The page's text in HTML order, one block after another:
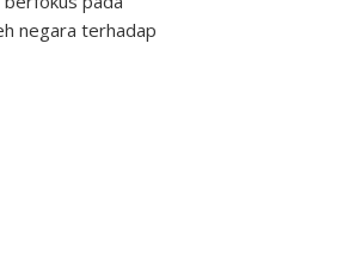
negara terhadap